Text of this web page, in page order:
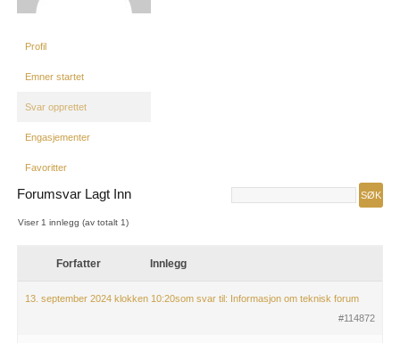
Profil
Emner startet
Svar opprettet
Engasjementer
Favoritter
Forumsvar Lagt Inn
Viser 1 innlegg (av totalt 1)
Forfatter Innlegg
13. september 2024 klokken 10:20som svar til: Informasjon om teknisk forum
#114872